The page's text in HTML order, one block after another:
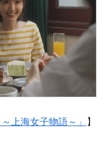
上海女子物語～」
】